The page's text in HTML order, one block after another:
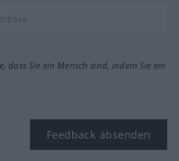
dass Sie ein Mensch sind, indem Sie ein
Feedback absenden